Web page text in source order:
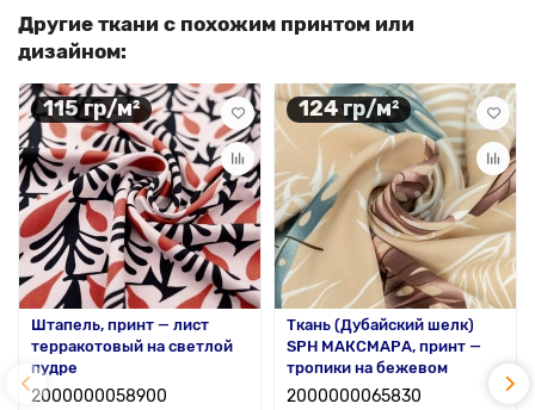
Другие ткани с похожим принтом или
дизайном:
115 гр/м²
Штапель, принт — лист
терракотовый на светлой
пудре
2000000058900
124 гр/м²
Ткань (Дубайский шелк)
SPH МАКСМАРА, принт —
тропики на бежевом
2000000065830